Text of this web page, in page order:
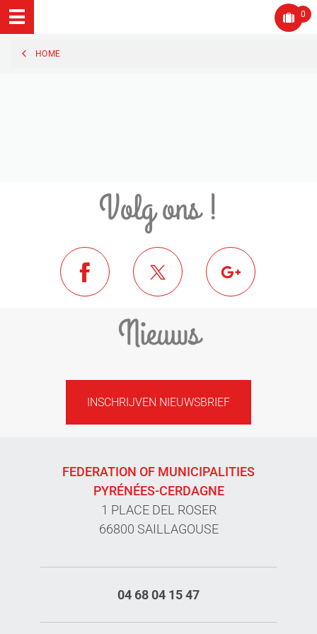
0
HOME
Volg ons !
Nieuws
INSCHRIJVEN NIEUWSBRIEF
FEDERATION OF MUNICIPALITIES
PYRÉNÉES-CERDAGNE
1 PLACE DEL ROSER
66800 SAILLAGOUSE
04 68 04 15 47